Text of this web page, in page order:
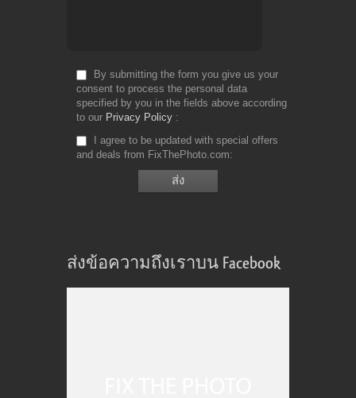
By submitting the form you give us your
consent to process the personal data
specified by you in the fields above according
to our Privacy Policy
I agree to be updated with special offers
and deals from FixThePhoto.com
ส่งข้อความถึงเราบน Facebook